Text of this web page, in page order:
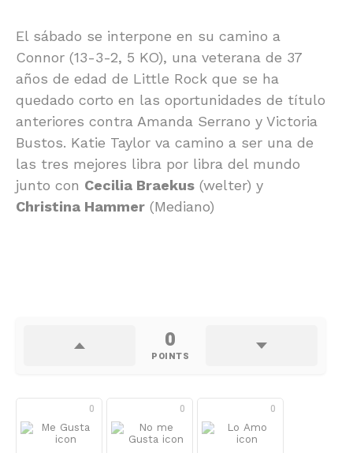
El sábado se interpone en su camino a
Connor (13-3-2, 5 KO), una veterana de 37
años de edad de Little Rock que se ha
quedado corto en las oportunidades de título
anteriores contra Amanda Serrano y Victoria
Bustos. Katie Taylor va camino a ser una de
las tres mejores libra por libra del mundo
junto con Cecilia Braekus (welter) y
Christina Hammer (Mediano)
0
POINTS
0 0 0